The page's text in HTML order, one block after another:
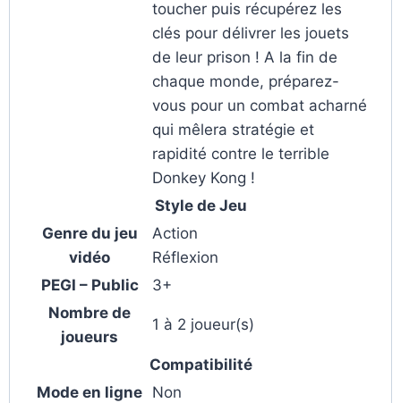
toucher puis récupérez les
clés pour délivrer les jouets
de leur prison ! A la fin de
chaque monde, préparez-
vous pour un combat acharné
qui mêlera stratégie et
rapidité contre le terrible
Donkey Kong !
Style de Jeu
Genre du jeu
vidéo
Action
Réflexion
PEGI – Public
3+
Nombre de
joueurs
1 à 2 joueur(s)
Compatibilité
Mode en ligne Non